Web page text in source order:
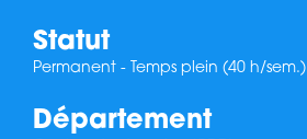
Statut
Permanent - Temps plein (40 h/sem.)
Département